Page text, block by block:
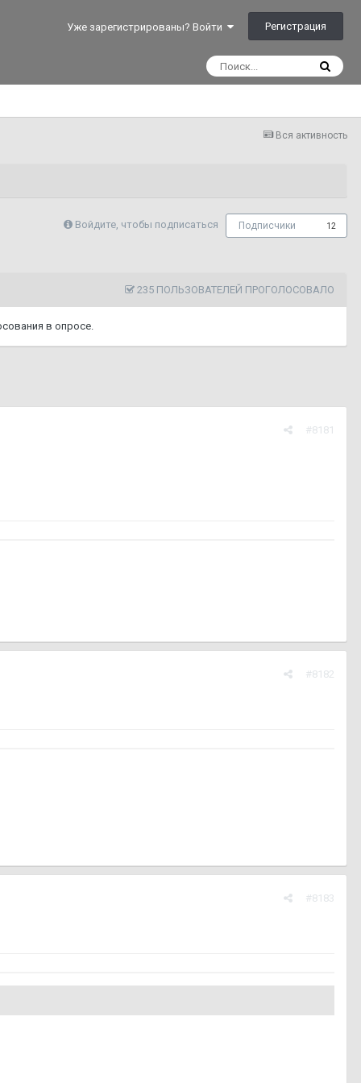
Уже зарегистрированы? Войти Регистрация
Вся активность
Войдите, чтобы подписаться Подписчики 12
235 ПОЛЬЗОВАТЕЛЕЙ ПРОГОЛОСОВАЛО
в опросе.
#8181
#8182
#8183